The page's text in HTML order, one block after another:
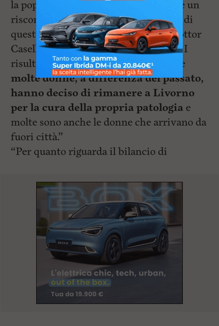
la popolazione livornese potesse avere un
riscontro di quelli che sono i successi di
questo nuovo centro dall’arrivo del dottor
Casella – ha detto Marida Bolognesi – I
risultati sono ben visibili dal fatto che
molte donne, a differenza del passato,
hanno deciso di rimanere a Livorno
per la cura della propria patologia e
molte sono anche le donne che arrivano da
fuori città.”
“Per quanto riguarda il bilancio di